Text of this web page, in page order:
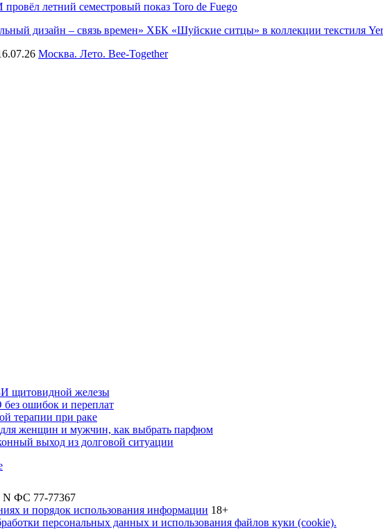
летний семестровый показ Toro de Fuego
дизайн – связь времен» ХБК «Шуйские ситцы» в коллекции текстиля
Москва. Лето. Bee-Together
щитовидной железы
ошибок и переплат
терапии при раке
женщин и мужчин, как выбрать парфюм
выход из долговой ситуации
ФС 77-77367
и порядок использования информации 18+
персональных данных и использования файлов куки (cookie).